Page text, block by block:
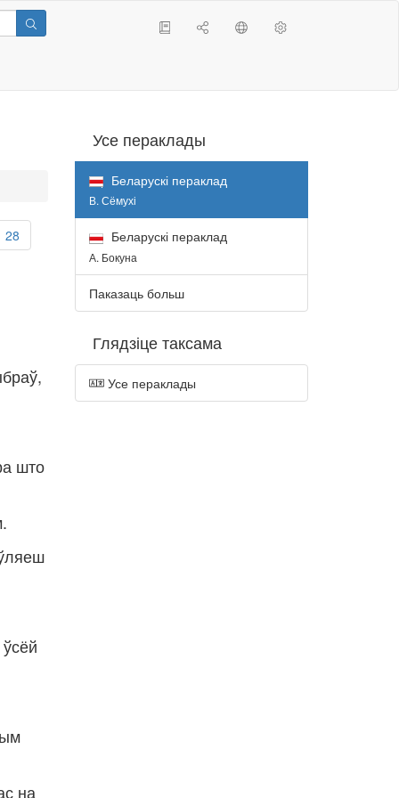
28
што
на
Усе пераклады
Беларускі пераклад
В. Сёмухі
Беларускі пераклад
А. Бокуна
Паказаць больш
Глядзіце таксама
Усе пераклады